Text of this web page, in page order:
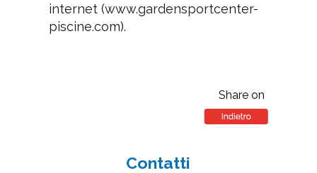
internet (www.gardensportcenter-
piscine.com).
Share on
Contatti